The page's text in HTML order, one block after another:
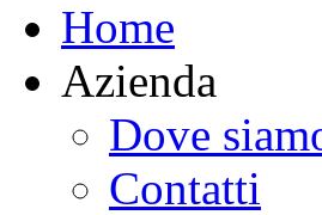
Home
Azienda
Dove
Contatti